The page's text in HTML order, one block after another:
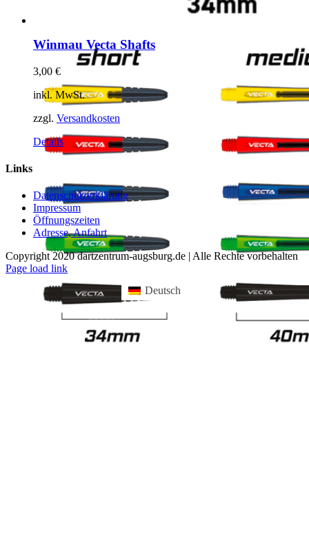
Winmau Vecta Shafts
3,00 €
inkl. MwSt.
zzgl. Versandkosten
Dieses
Produkt
Varianten
auf.
Die
Optionen
können
auf
der
Produktseite
gewählt
werden
Details
Links
Datenschutzerklärung
Impressum
Öffnungszeiten
Adresse, Anfahrt
Copyright 2020 dartzentrum-augsburg.de | Alle Rechte vorbehalten
Facebook
Instagram
YouTube
Page load link
Deutsch